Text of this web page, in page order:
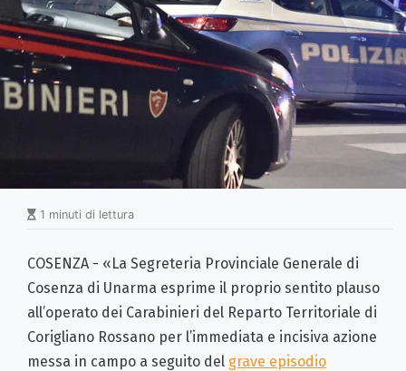
1 minuti di lettura
COSENZA - «La Segreteria Provinciale Generale di
Cosenza di Unarma esprime il proprio sentito plauso
all’operato dei Carabinieri del Reparto Territoriale di
Corigliano Rossano per l’immediata e incisiva azione
messa in campo a seguito del grave episodio